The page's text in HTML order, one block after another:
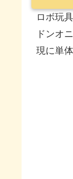
ロボ玩
ドンオ
現に単